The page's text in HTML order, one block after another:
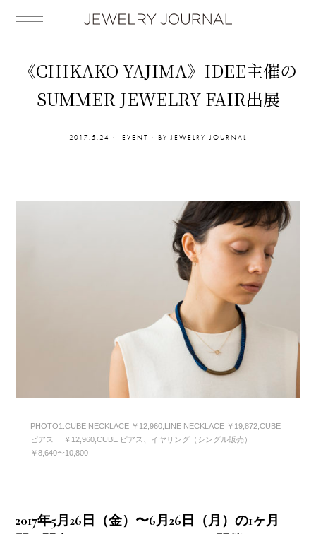
《CHIKAKO YAJIMA》IDEE主催の
SUMMER JEWELRY FAIR出展
2017.5.24 EVENT BY JEWELRY-JOURNAL
PHOTO1:CUBE NECKLACE ￥12,960,LINE NECKLACE ￥19,872,CUBE
ピアス ￥12,960,CUBE ピアス、イヤリング（シングル販売）
￥8,640〜10,800
2017年5月26日（金）〜6月26日（月）の1ヶ月